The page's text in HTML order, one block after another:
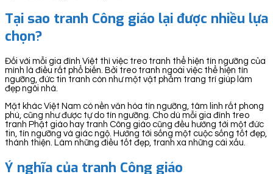
Tại sao tranh Công giáo lại được nhiều lựa
chọn?
Đối với mỗi gia đình Việt thì việc treo tranh thể hiện tín ngưỡng của
mình là điều rất phổ biến. Bởi treo tranh ngoài việc thể hiện tín
ngưỡng, đức tin tranh còn như một vật phẩm trang trí giúp làm
đẹp ngôi nhà.
Mặt khác Việt Nam có nền văn hóa tín ngưỡng, tâm linh rất phong
phú, cũng như được tự do tín ngưỡng. Cho dù mỗi gia đình treo
tranh Phật giáo hay tranh Công giáo cũng đều hướng tới một đức
tin, tín ngưỡng và giác ngộ. Hướng tới sống một cuộc sống tốt đẹp,
thánh thiện. Làm những điều tốt đẹp, tranh xa những cái xấu.
Ý nghĩa của tranh Công giáo